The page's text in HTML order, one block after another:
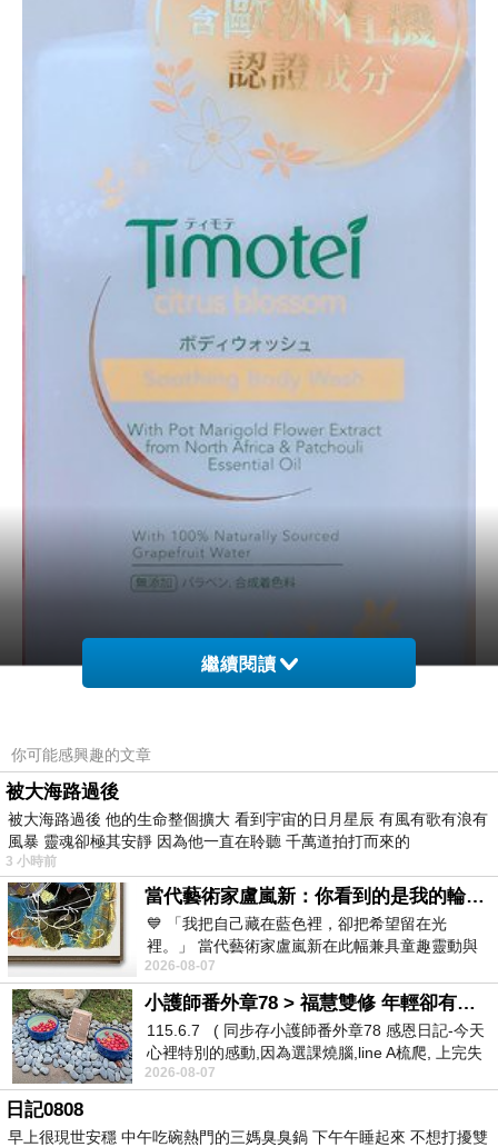
蒂沐蝶以前剛推出洗髮精時，我就有買來用過，
使用後植萃天然的洗髮用品，洗後真的感覺很不一樣，
我個人還蠻喜歡的因為很好洗，現在
品，
更是讓我心動想要體驗看看，含歐洲有機認證成分的沐浴露，
植萃沐浴露分別推出三種香氛：
活。
繼續閱讀
你可能感興趣的文章
被大海路過後
被大海路過後 他的生命整個擴大 看到宇宙的日月星辰 有風有歌有浪有
風暴 靈魂卻極其安靜 因為他一直在聆聽 千萬道拍打而來的
3 小時前
當代藝術家盧嵐新：你看到的是我的輪廓，還是你的故事？——藏在藍色裡的希望與光
💙 「我把自己藏在藍色裡，卻把希望留在光
裡。」 當代藝術家盧嵐新在此幅兼具童趣靈動與
抽象韻味的新作中，用湛藍的羽翼般色塊包覆著
2026-08-07
小護師番外章78 > 福慧雙修 年輕卻有個老靈魂 ㄑ金剛經〉podcast
115.6.7 ( 同步存小護師番外章78 感恩日記-今天
心裡特別的感動,因為選課燒腦,line A梳爬, 上完失
智課的她,特來傾
2026-08-07
日記0808
早上很現世安穩 中午吃碗熱門的三媽臭臭鍋 下午午睡起來 不想打擾雙